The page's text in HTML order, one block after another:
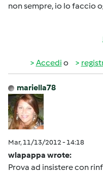
non sempre, io lo faccio
Accedi o
mariella78
Mar, 11/13/2012 - 14:18
wlapappa wrote:
Prova ad insistere con